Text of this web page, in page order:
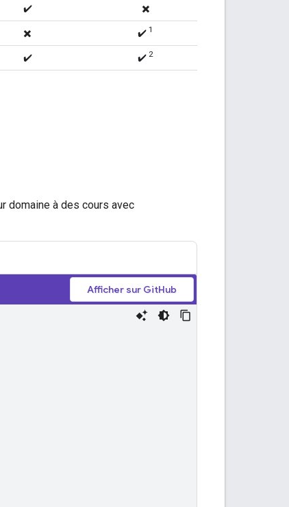
✔️ ✖️
✖️ ✔️ 1
✔️ ✔️ 2
domaine à des cours avec
Afficher sur GitHub